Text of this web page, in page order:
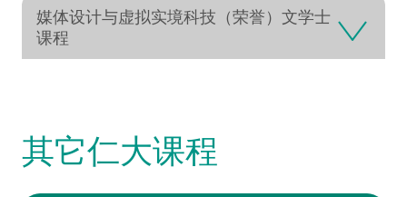
媒体设计与虚拟实境科技（荣誉）文学士
课程
其它仁大课程
Video Title